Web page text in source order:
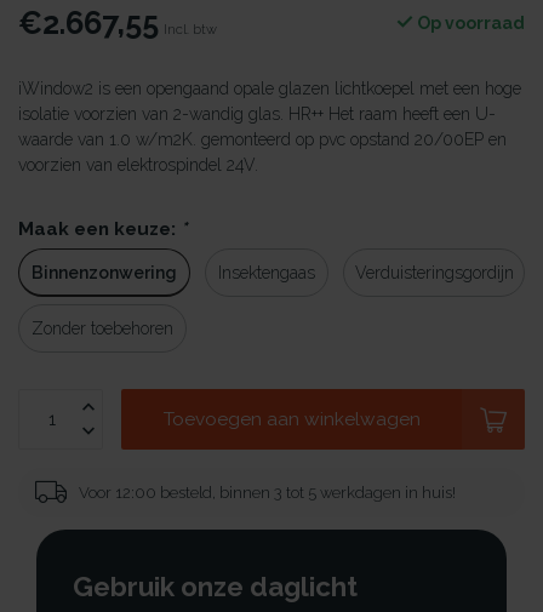
€2.667,55 Incl. btw Op voorraad
iWindow2 is een opengaand opale glazen lichtkoepel met een hoge
isolatie voorzien van 2-wandig glas. HR++ Het raam heeft een U-
waarde van 1.0 w/m2K. gemonteerd op pvc opstand 20/00EP en
voorzien van elektrospindel 24V.
Maak een keuze: *
Binnenzonwering Insektengaas Verduisteringsgordijn
Zonder toebehoren
Toevoegen aan winkelwagen
Voor 12:00 besteld, binnen 3 tot 5 werkdagen in huis!
Gebruik onze daglicht